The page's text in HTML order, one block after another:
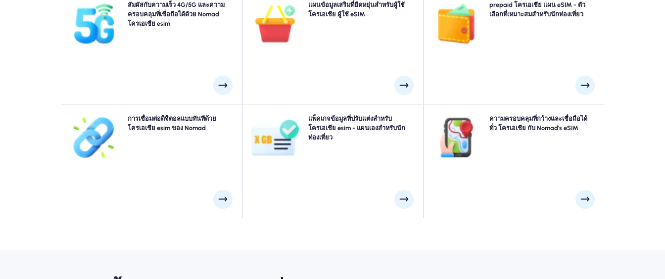
สัมผัสกับความเร็ว 4G/5G และความ
ครอบคลุมที่เชื่อถือได้ด้วย Nomad
โครเอเชีย esim
สัมผัสประสบการณ์การเชื่อมต่อ 5G, 4G กับการเดินทางของ
Nomad โครเอเชีย Travel esim โปรดตรวจสอบรายละเอียด
แผนของคุณสำหรับความพร้อมใช้งานและความเร็วของ
เครือข่ายเฉพาะเนื่องจากความครอบคลุมอาจแตกต่างกันไป
แผนข้อมูลเสริมที่ยืดหยุ่นสำหรับผู้ใช้
โครเอเชีย ผู้ใช้ eSIM
ต้องการข้อมูลเพิ่มเติมหรือขยายแผนของคุณ? เพียงซื้อ Add-
on ไปยัง โครเอเชีย ของคุณเพื่อเพลิดเพลินกับการเชื่อมต่อ
5G/4G ที่ไร้รอยต่อต่อไป เมื่อแผนเริ่มต้นของคุณหมดอายุ
ส่วนเสริมของคุณจะเปิดใช้งานการเก็บรักษาโดยอัตโนมัติที่
prepaid โครเอเชีย แผน eSIM - ตัว
เลือกที่เหมาะสมสำหรับนักท่องเที่ยว
เลือกแผนการจ่ายล่วงหน้าของเรา โครเอเชีย แผน eSIM
สำหรับการเชื่อมต่อ 4G/5G ที่ไม่ยุ่งยาก จ่ายล่วงหน้าเพื่อหลีก
เลี่ยงการเรียกเก็บเงินหลังการเดินทางที่น่าประหลาดใจและ
ควบคุมการใช้ข้อมูลและค่าใช้จ่ายของคุณอย่างสมบูรณ์
การเชื่อมต่อดิจิตอลแบบทันทีด้วย
โครเอเชีย esim ของ Nomad
ข้ามคิวและลืมซิมทางกายภาพ เปิดใช้งาน Nomad ของคุณ
โครเอเชีย eSIM ทันทีจากอุปกรณ์ของคุณสำหรับการเชื่อม
ต่อ 4G/5G อย่างรวดเร็ว ออนไลน์ทันทีที่คุณมาถึงสนามบิน
แพ็คเกจข้อมูลที่ปรับแต่งสำหรับ
โครเอเชีย esim - แผนเองสำหรับนัก
ท่องเที่ยว
เดินทางไปที่ ดูบรอฟนิก, ซาเกร็บ, ซาดาร์ หรือที่ใดก็ได้ใน
โครเอเชีย? เลือกแพ็คเกจข้อมูล โครเอเชีย ของเราที่
ออกแบบมาเพื่อให้เหมาะกับทุกความต้องการพร้อมการเชื่อม
ต่อ 4G/5G ที่ราบรื่น eSIMs ของเราบางส่วนต้องการการเปิด
ใช้งานด้วยตนเองโปรดตรวจสอบอีเมลการติดตั้งของคุณเพื่อ
ความครอบคลุมที่กว้างและเชื่อถือได้
ทั่ว โครเอเชีย กับ Nomad's eSIM
สำรวจ โครเอเชีย ด้วยความมั่นใจโดยใช้ โครเอเชีย eSIM
ของ Nomad เสนอความครอบคลุม 4G/5G ที่เชื่อถือได้จาก
เมืองใหญ่ ๆ เช่น ดูบรอฟนิก, ซาเกร็บ, ซาดาร์ ไปยังจุดชม
วิวระยะไกล ติดต่อกันไม่ว่าการผจญภัยของคุณจะพาคุณไป